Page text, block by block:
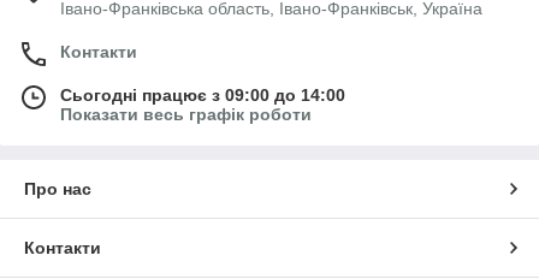
Івано-Франківська область, Івано-Франківськ, Україна
Контакти
Сьогодні працює з 09:00 до 14:00
Показати весь графік роботи
Про нас
Контакти